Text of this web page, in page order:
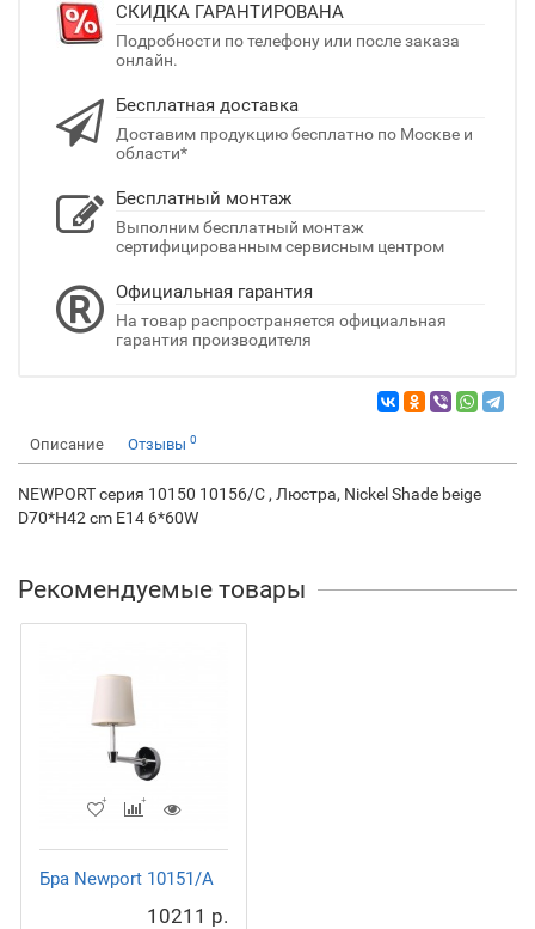
СКИДКА ГАРАНТИРОВАНА
Подробности по телефону или после заказа
онлайн.
Бесплатная доставка
Доставим продукцию бесплатно по Москве и
области*
Бесплатный монтаж
Выполним бесплатный монтаж
сертифицированным сервисным центром
Официальная гарантия
На товар распространяется официальная
гарантия производителя
Описание Отзывы 0
NEWPORT серия 10150 10156/C , Люстра, Nickel Shade beige
D70*H42 cm E14 6*60W
Рекомендуемые товары
Бра Newport 10151/A
10211 р.